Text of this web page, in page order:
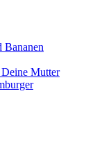
Bananen
Deine Mutter